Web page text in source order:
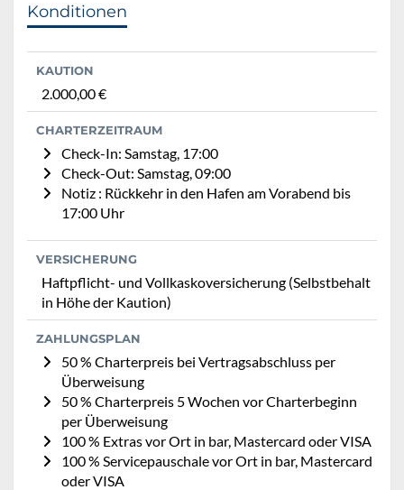
Konditionen
KAUTION
2.000,00 €
CHARTERZEITRAUM
Check-In: Samstag, 17:00
Check-Out: Samstag, 09:00
Notiz : Rückkehr in den Hafen am Vorabend bis
17:00 Uhr
VERSICHERUNG
Haftpflicht- und Vollkaskoversicherung (Selbstbehalt
in Höhe der Kaution)
ZAHLUNGSPLAN
50 % Charterpreis bei Vertragsabschluss per
Überweisung
50 % Charterpreis 5 Wochen vor Charterbeginn
per Überweisung
100 % Extras vor Ort in bar, Mastercard oder VISA
100 % Servicepauschale vor Ort in bar, Mastercard
oder VISA